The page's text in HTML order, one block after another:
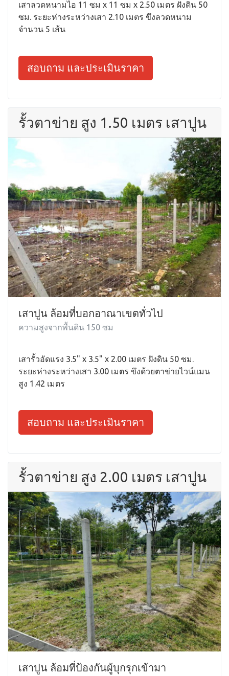
เสาลวดหนามไอ 11 ซม x 11 ซม x 2.50 เมตร ฝังดิน 50
ซม. ระยะห่างระหว่างเสา 2.10 เมตร ขึงลวดหนาม
จำนวน 5 เส้น
สอบถาม และประเมินราคา
รั้วตาข่าย สูง 1.50 เมตร เสาปูน
เสาปูน ล้อมที่บอกอาณาเขตทั่วไป
ความสูงจากพื้นดิน 150 ซม
เสารั้วอัดแรง 3.5" x 3.5" x 2.00 เมตร ฝังดิน 50 ซม.
ระยะห่างระหว่างเสา 3.00 เมตร ขึงด้วยตาข่ายไวน์แมน
สูง 1.42 เมตร
สอบถาม และประเมินราคา
รั้วตาข่าย สูง 2.00 เมตร เสาปูน
เสาปูน ล้อมที่ป้องกันผู้บุกรุกเข้ามา